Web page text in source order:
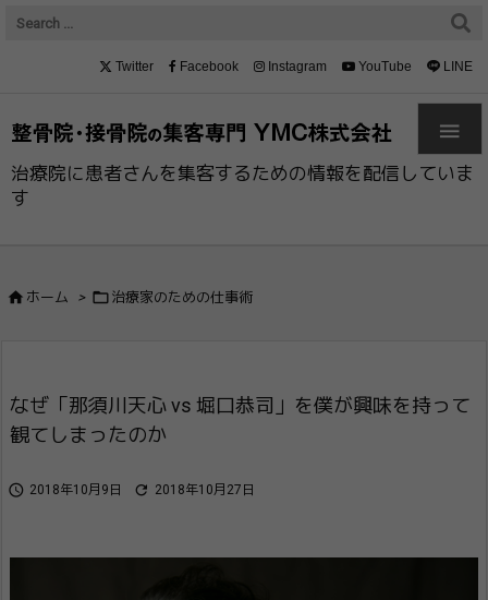
治療院に患者さんを集客するための情報を配信していま
す

Twitter Facebook Instagram YouTube LINE
 ホーム >  治療家のための仕事術
なぜ「那須川天心 vs 堀口恭司」を僕が興味を持って
観てしまった​のか
 2018年10月9日  2018年10月27日